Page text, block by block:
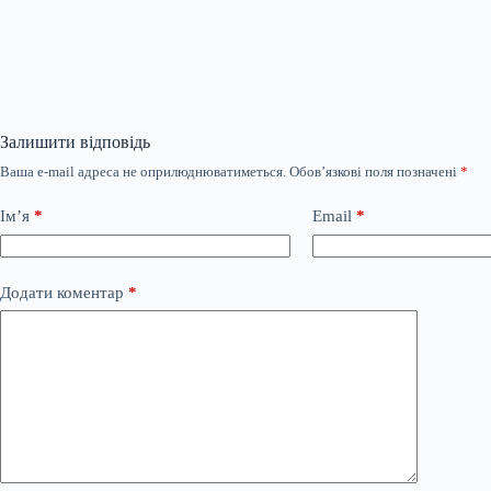
Залишити відповідь
Ваша e-mail адреса не оприлюднюватиметься. Обов’язкові поля позначені *
Ім’я * Email *
Додати коментар *